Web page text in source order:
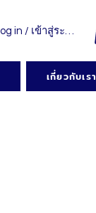
in / เข้าสู่ระบบ
เกี่ยวกับเรา